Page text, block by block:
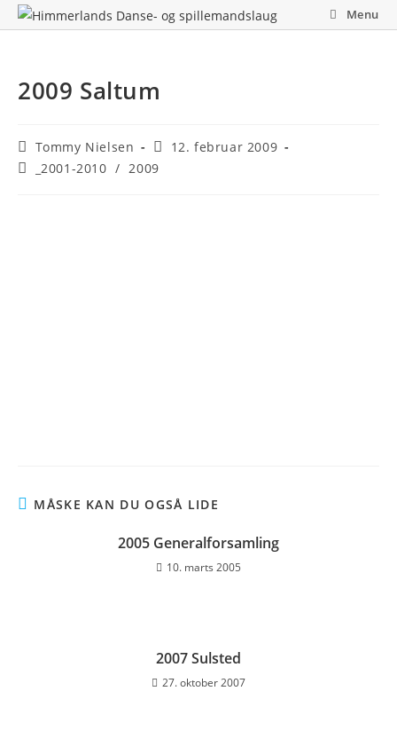
Skip
to
Menu
2009 Saltum
Post
author:
Tommy Nielsen
Post
published:
12. februar 2009
Post_2001-2010 / 2009
MÅSKE KAN DU OGSÅ LIDE
2005 Generalforsamling
10. marts 2005
2007 Sulsted
27. oktober 2007